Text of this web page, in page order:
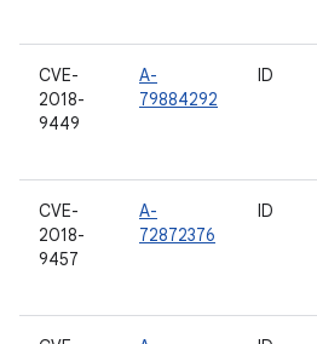
CVE-
2018-
9449
A-
79884292
ID
CVE-
2018-
9457
A-
72872376
ID